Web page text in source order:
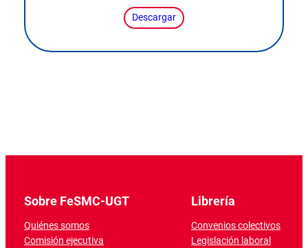
Descargar
Sobre FeSMC-UGT
Quiénes somos
Comisión ejecutiva
Librería
Convenios colectivos
Legislación laboral